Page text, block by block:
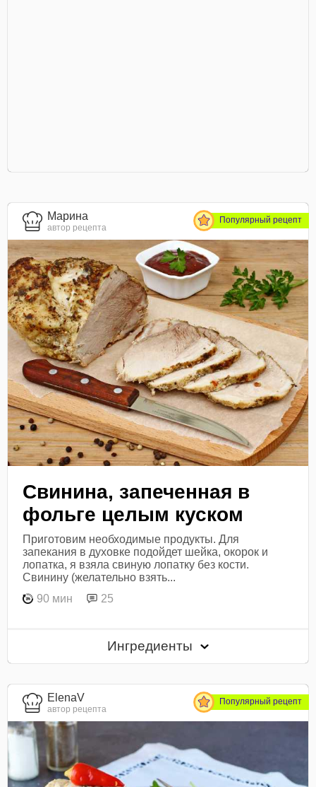
Марина
автор рецепта
Популярный рецепт
Свинина, запеченная в
фольге целым куском
Приготовим необходимые продукты. Для
запекания в духовке подойдет шейка, окорок и
лопатка, я взяла свиную лопатку без кости.
Свинину (желательно взять...
90 мин
25
Ингредиенты
ElenaV
автор рецепта
Популярный рецепт